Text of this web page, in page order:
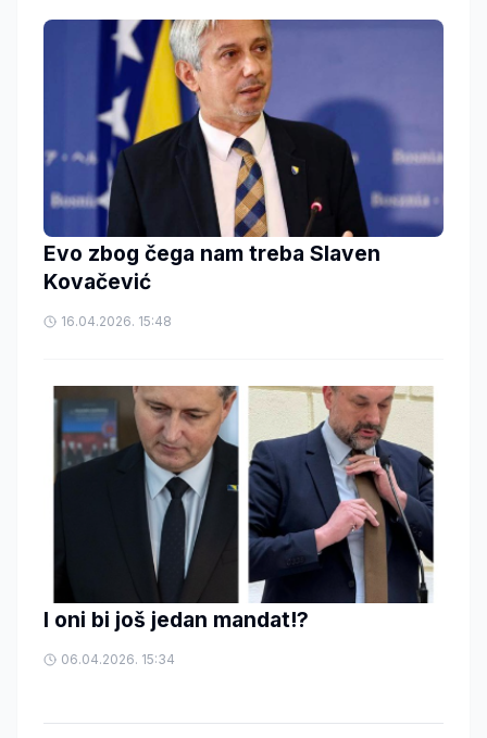
Evo zbog čega nam treba Slaven
Kovačević
16.04.2026. 15:48
I oni bi još jedan mandat!?
06.04.2026. 15:34